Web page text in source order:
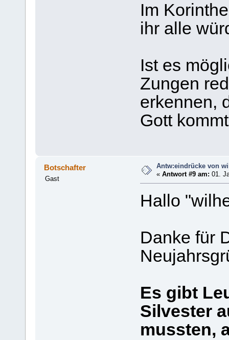
Im
ihr alle
Ist es
Zungen
erkennen,
Gott
Botschafter
Gast
Antw:eindrücke von
«Antwort #9 am: 01.
Hallo
Danke für
Es gibt
Silvester
mussten,